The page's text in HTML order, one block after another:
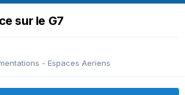
sur le G7
- Espaces Aeriens